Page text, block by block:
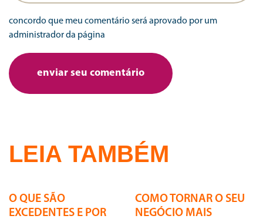
concordo que meu comentário será aprovado por um
administrador da página
LEIA TAMBÉM
O QUE SÃO
EXCEDENTES E POR
COMO TORNAR O SEU
NEGÓCIO MAIS